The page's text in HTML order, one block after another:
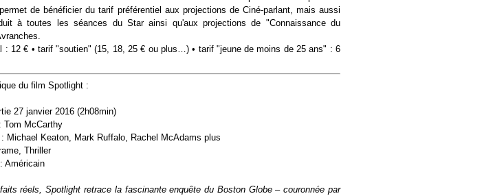
de bénéficier du tarif préférentiel aux projections de Ciné-parlant, mais aussi
à toutes les séances du Star ainsi qu'aux projections de "Connaissance du
: 12 € • tarif "soutien" (15, 18, 25 € ou plus…) • tarif "jeune de moins de 25 ans" : 6
du film Spotlight :
27 janvier 2016 (2h08min)
Tom McCarthy
Michael Keaton, Mark Ruffalo, Rachel McAdams plus
Thriller
Américain
réels, Spotlight retrace la fascinante enquête du Boston Globe – couronnée par